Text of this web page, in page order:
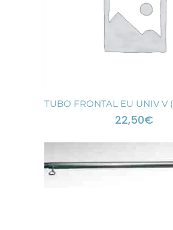
TUBO FRONTAL EU UNIV V
22,50€